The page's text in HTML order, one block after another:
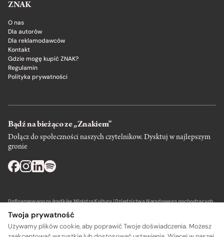
ZNAK
O nas
Dla autorów
Dla reklamodawców
Kontakt
Gdzie mogę kupić ZNAK?
Regulamin
Polityka prywatności
Bądź na bieżąco ze „Znakiem”
Dołącz do społeczności naszych czytelnikow. Dysktuj w najlepszym
gronie
Dofinansowano ze środków Ministra Kultury i Dziedzictwa Narodowego pochodzących
Twoja prywatność
Używamy plików cookie, aby poprawić Twoje doświadczenia. Możesz